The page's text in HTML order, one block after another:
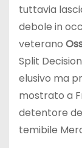
tuttavia
debole in
veterano
Split
elusivo ma
mostrato a
detentore
temibile